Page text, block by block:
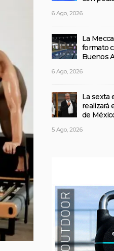
6 Ago, 2026
La
formato
Buenos
6 Ago, 2026
La sexta
realizará
de
5 Ago, 2026